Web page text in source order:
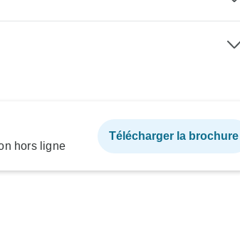
hors ligne
Télécharger la brochure